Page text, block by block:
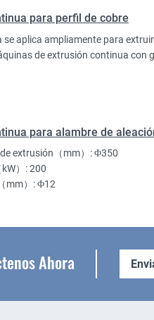
para perfil de cobre
aplica ampliamente para
de extrusión continua con
para alambre de
extrusión（mm）: Φ350
）: 200
mm）: Φ12
Ahora